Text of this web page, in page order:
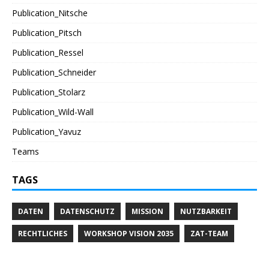
Publication_Nitsche
Publication_Pitsch
Publication_Ressel
Publication_Schneider
Publication_Stolarz
Publication_Wild-Wall
Publication_Yavuz
Teams
TAGS
DATEN DATENSCHUTZ MISSION NUTZBARKEIT
RECHTLICHES WORKSHOP VISION 2035 ZAT-TEAM